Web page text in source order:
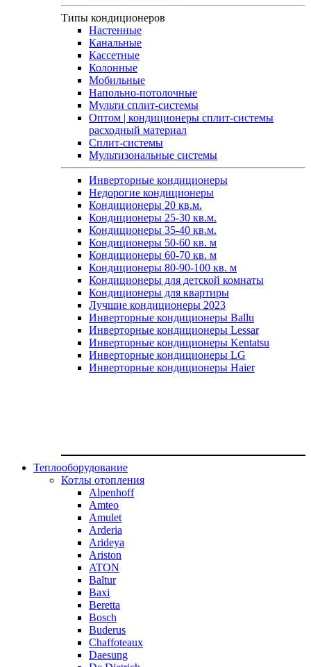
Типы кондиционеров
Настенные
Канальные
Кассетные
Колонные
Мобильные
Напольно-потолочные
Мульти сплит-системы
Оптом | кондиционеры сплит-системы
расходный материал
Сплит-системы
Мультизональные системы
Инверторные кондиционеры
Недорогие кондиционеры
Кондиционеры 20 кв.м.
Кондиционеры 25-30 кв.м.
Кондиционеры 35-40 кв.м.
Кондиционеры 50-60 кв. м
Кондиционеры 60-70 кв. м
Кондиционеры 80-90-100 кв. м
Кондиционеры для детской комнаты
Кондиционеры для квартиры
Лучшие кондиционеры 2023
Инверторные кондиционеры Ballu
Инверторные кондиционеры Lessar
Инверторные кондиционеры Kentatsu
Инверторные кондиционеры LG
Инверторные кондиционеры Haier
Теплооборудование
Котлы отопления
Alpenhoff
Amteo
Amulet
Arderia
Arideya
Ariston
ATON
Baltur
Baxi
Beretta
Bosch
Buderus
Chaffoteaux
Daesung